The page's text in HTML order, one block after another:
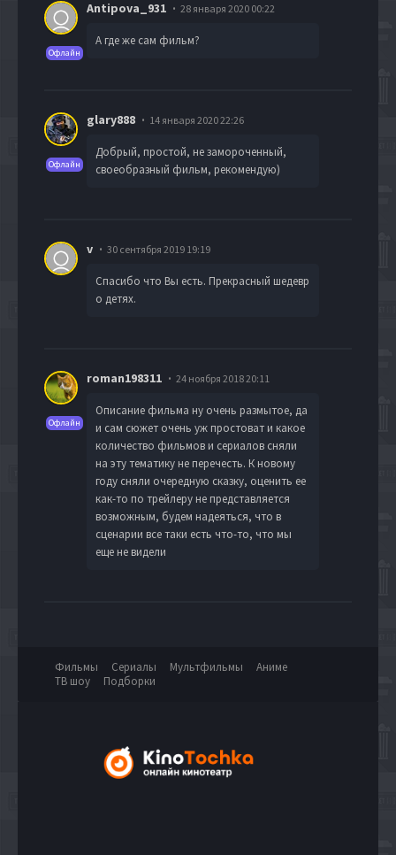
Офлайн
Antipova_931 28 января 2020 00:22
А где же сам фильм?
Офлайн
glary888 14 января 2020 22:26
Добрый, простой, не замороченный,
своеобразный фильм, рекомендую)
v 30 сентября 2019 19:19
Cпасибо что Вы есть. Прекрасный шедевр
о детях.
Офлайн
roman198311 24 ноября 2018 20:11
Описание фильма ну очень размытое, да
и сам сюжет очень уж простоват и какое
количество фильмов и сериалов сняли
на эту тематику не перечесть. К новому
году сняли очередную сказку, оценить ее
как-то по трейлеру не представляется
возможным, будем надеяться, что в
сценарии все таки есть что-то, что мы
еще не видели
Фильмы Сериалы Мультфильмы
Аниме
ТВ шоу
Подборки